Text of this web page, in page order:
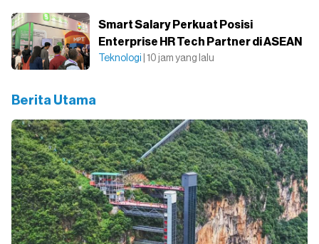
Smart Salary Perkuat Posisi
Enterprise HR Tech Partner di ASEAN
Teknologi | 10 jam yang lalu
Berita Utama